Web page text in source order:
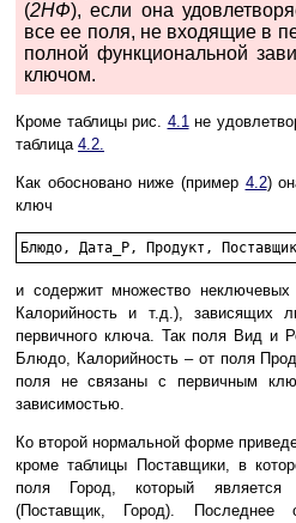
(2НФ), если она
все ее поля, не входящие в
полной функциональной
ключом.
Кроме таблицы рис. 4.1не
таблица 4.2.
Как обосновано ниже (пример 4.2)
ключ
и содержит множество
Калорийность и т.д.), зависящих
первичного ключа. Так поля Вид и
Блюдо, Калорийность – от поля
поля не связаны с первичным
зависимостью.
Ко второй нормальной форме
кроме таблицы Поставщики, в
поля Город, который является
(Поставщик, Город). Последнее